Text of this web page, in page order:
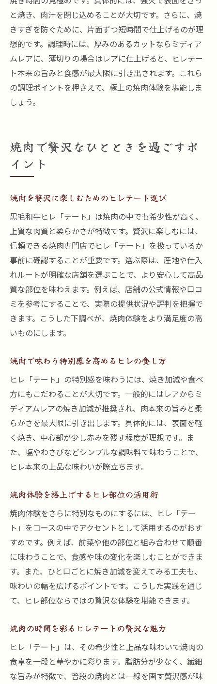
と焼き、肉汁を閉じ込めることが大切です。さらに、焼
きすぎを防ぐために、片面ずつ短時間で仕上げるのが理
想的です。調理時には、厚みのあるカットならミディア
ムレアに、薄切りの場合はレアに仕上げると、ヒレテー
ト本来の旨みと食感が最大限に引き出されます。これら
の調理ポイントを押さえて、極上の焼肉体験を堪能しま
しょう。
焼肉で贅沢なひとときを過ごすポ
イント
焼肉を贅沢に楽しむためのヒレテート選び
黒毛和牛ヒレ「テート」は焼肉の中でも希少性が高く、
上質な肉質と柔らかさが特徴です。贅沢に楽しむには、
信頼できる焼肉専門店でヒレ「テート」を扱っているか
事前に確認することが重要です。選ぶ際は、産地や仕入
れルートが明確な店舗を選ぶことで、より安心して高品
質な部位を味わえます。例えば、店舗の公式情報や口コ
ミを参考にすることで、実際の提供状況や評判を把握で
きます。こうした下調べが、焼肉体験をより満足度の高
いものにします。
焼肉で味わう特別感を高めるヒレの食し方
ヒレ「テート」の特別感を味わうには、焼き加減や食べ
方にもこだわることが大切です。一般的にはレアからミ
ディアムレアの焼き加減が推奨され、肉本来の旨みと柔
らかさを最大限に引き出します。具体的には、表面を軽
く焼き、中心部が少し赤みを残す程度が理想です。ま
た、塩やわさびなどシンプルな調味料で味わうことで、
ヒレ本来の上品な味わいが際立ちます。
焼肉体験を格上げするヒレ部位の活用術
焼肉体験をさらに特別なものにするには、ヒレ「テー
ト」をコースの中でアクセントとして活用するのがおす
すめです。例えば、前菜や他の部位と組み合わせて順番
に味わうことで、食感や味の変化を楽しむことができま
す。また、ひと口ごとに焼き加減を変えてみる工夫も、
味わいの幅を広げるポイントです。こうした実践を通じ
て、ヒレ部位ならではの贅沢な体験を堪能できます。
焼肉の時間を彩るヒレテートの贅沢な魅力
ヒレ「テート」は、その希少性と上品な味わいで焼肉の
食卓を一段と華やかに彩ります。脂肪分が少なく、繊細
な旨みが特徴で、普段の焼肉とは一線を画す贅沢感が味